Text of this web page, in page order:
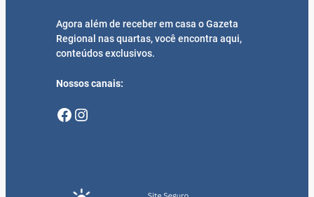
Agora além de receber em casa o Gazeta
Regional nas quartas, você encontra aqui,
conteúdos exclusivos.
Nossos canais:
Facebook Instagram